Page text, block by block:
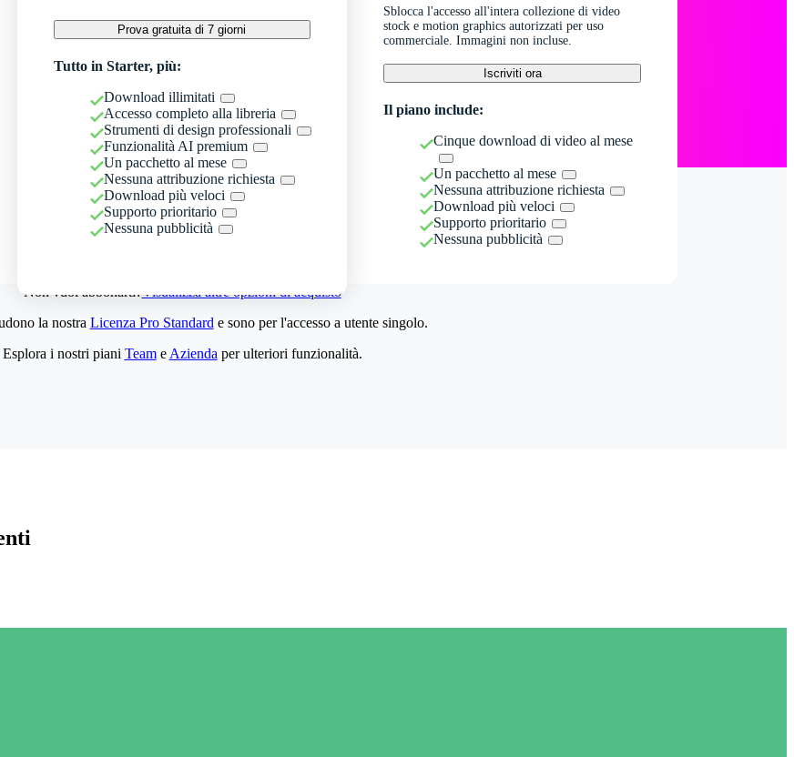
Prova gratuita di 7 giorni
Tutto in Starter, più:
Download illimitati
Accesso completo alla libreria
Strumenti di design professionali
Funzionalità AI premium
Un pacchetto al mese
Nessuna attribuzione richiesta
Download più veloci
Supporto prioritario
Nessuna pubblicità
Sblocca l'accesso all'intera collezione di video
stock e motion graphics autorizzati per uso
commerciale. Immagini non incluse.
Iscriviti ora
Il piano include:
Cinque download di video al mese
Un pacchetto al mese
Nessuna attribuzione richiesta
Download più veloci
Supporto prioritario
Nessuna pubblicità
Non vuoi abbonarti?Visualizza altre opzioni di acquisto
la nostra Licenza Pro Standard e sono per l'accesso a utente singolo.
Esplora i nostri piani Teame Azienda per ulteriori funzionalità.